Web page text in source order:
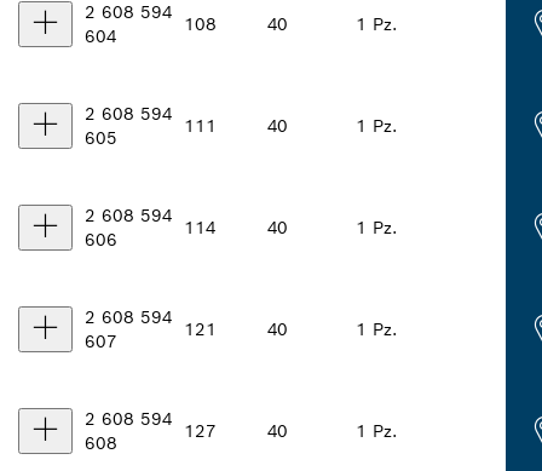
2 608 594
604
108 40 1 Pz.
2 608 594
605
111 40 1 Pz.
2 608 594
606
114 40 1 Pz.
2 608 594
607
121 40 1 Pz.
2 608 594
608
127 40 1 Pz.